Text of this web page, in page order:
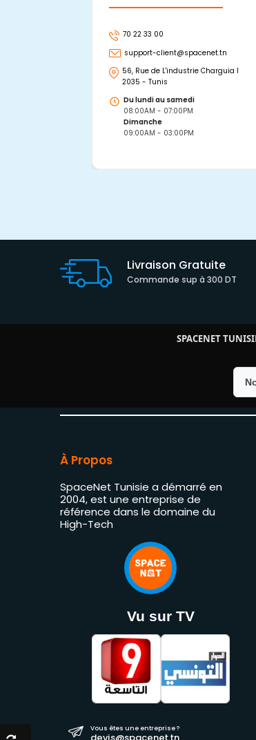
70 22 33 00
support-client@spacenet.tn
56, Rue de L'industrie Charguia I
2035 - Tunis
Du lundi au samedi
08:00AM - 07:00PM
Dimanche
09:00AM - 03:00PM
Livraison Gratuite
Commande sup à 300 DT
SPACENET
À Propos
SpaceNet Tunisie a démarré en
2004, est une entreprise de
référence dans le domaine du
High-Tech
Vu sur TV
Vous êtes une entreprise ?